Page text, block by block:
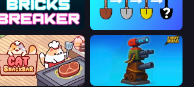
Breaker
Snack Bar Furry Road